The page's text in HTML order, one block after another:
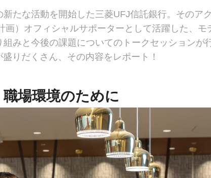
たな活動を開始した三菱UFJ信託銀行。そのア
）オフィシャルサポーターとして活躍した、モ
みと今後の課題についてのトークセッションが
りだくさん、その内容をレポート！
職場環境のために